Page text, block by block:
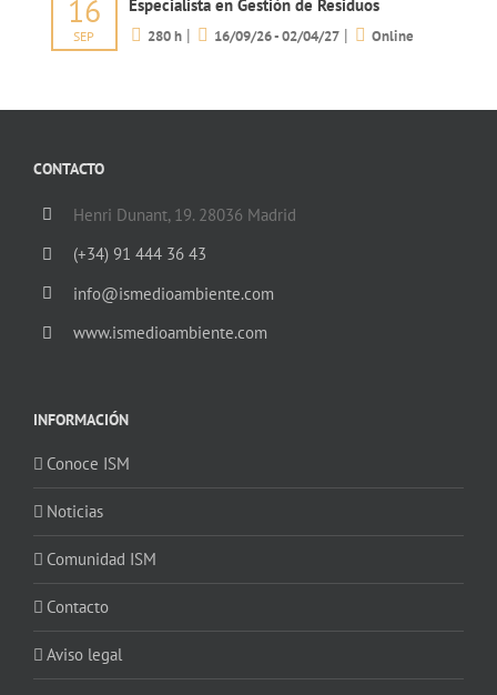
16
SEP
Especialista en Gestión de Residuos
280 h| 16/09/26 - 02/04/27| Online
CONTACTO
Henri Dunant, 19. 28036 Madrid
(+34) 91 444 36 43
info@ismedioambiente.com
www.ismedioambiente.com
INFORMACIÓN
Conoce ISM
Noticias
Comunidad ISM
Contacto
Aviso legal